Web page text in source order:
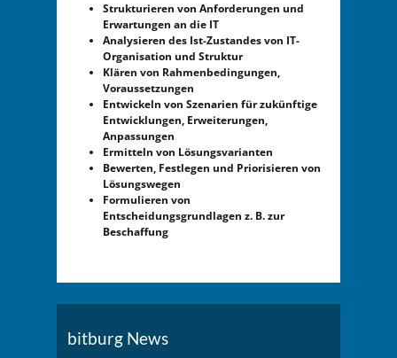
Strukturieren von Anforderungen und
Erwartungen an die IT
Analysieren des Ist-Zustandes von IT-
Organisation und Struktur
Klären von Rahmenbedingungen,
Voraussetzungen
Entwickeln von Szenarien für zukünftige
Entwicklungen, Erweiterungen,
Anpassungen
Ermitteln von Lösungsvarianten
Bewerten, Festlegen und Priorisieren von
Lösungswegen
Formulieren von
Entscheidungsgrundlagen z. B. zur
Beschaffung
bitburg News